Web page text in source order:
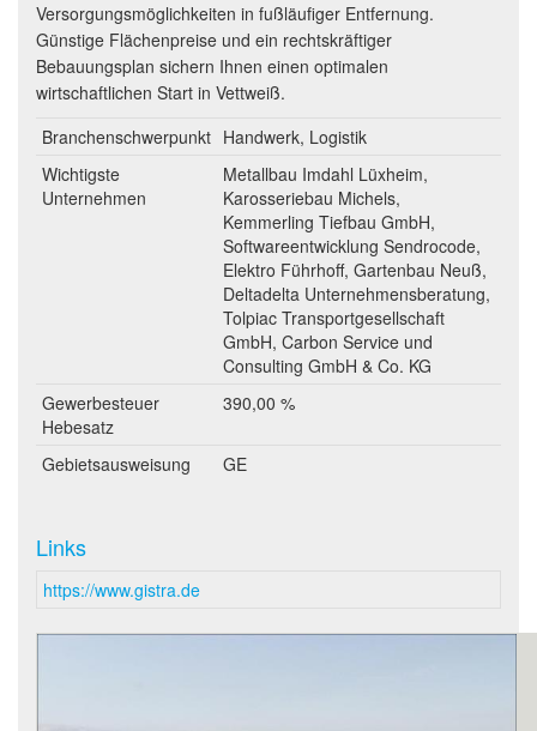
Versorgungsmöglichkeiten in fußläufiger Entfernung.
Günstige Flächenpreise und ein rechtskräftiger
Bebauungsplan sichern Ihnen einen optimalen
wirtschaftlichen Start in Vettweiß.
Branchenschwerpunkt Handwerk, Logistik
Wichtigste
Unternehmen
Metallbau Imdahl Lüxheim,
Karosseriebau Michels,
Kemmerling Tiefbau GmbH,
Softwareentwicklung Sendrocode,
Elektro Führhoff, Gartenbau Neuß,
Deltadelta Unternehmensberatung,
Tolpiac Transportgesellschaft
GmbH, Carbon Service und
Consulting GmbH & Co. KG
Gewerbesteuer
Hebesatz
390,00 %
Gebietsausweisung GE
Links
https://www.gistra.de